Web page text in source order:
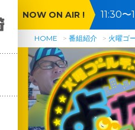
NOW ON AIR ! 11:30
HOME 番組紹介 火曜ゴ